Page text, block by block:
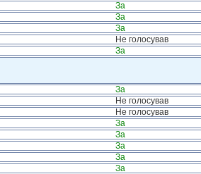
За
За
За
Не голосував
За
За
Не голосував
Не голосував
За
За
За
За
За